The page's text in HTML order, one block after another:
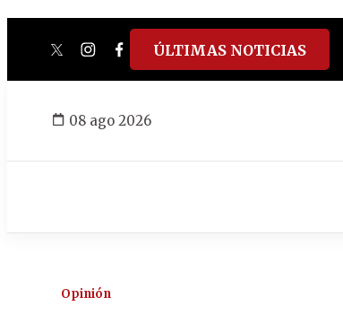
twitterinstagram
facebook
tiktokyoutube
spotify
ÚLTIMAS NOTICIAS
08 ago 2026
Opinión